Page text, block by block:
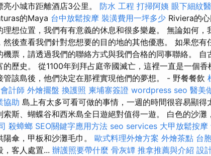
小城市距離酒店3公里。 防水 工程 打掃阿姨 眼下細紋
的Maya 台中放鬆按摩 裝潢費用一坪多少 Riviera的心
理想位置，我們有有意義的休息和很多樂趣。 無論如何，
後查看我們針對您想要的目的地的其他優惠。 如果您有
機票，請透過我們的聯絡方式與我們合格的同事聯絡。 自
歷史。 從1100年到拜占庭帝國滅亡，這裡一直是一個香
管該島後，他們決定在那裡實現他們的夢想。 - 野餐餐飲
會計師 外燴擺盤 換護照 柬埔寨簽證 wordpress seo 醫美
協助 島上有太多可看可做的事情，一週的時間很容易顯得
斯、蝴蝶谷和西米島全日遊絕對值得一遊。 白色的沙灘
殺蟑螂 SEO關鍵字應用方法 seo services 大甲放鬆按摩
傘，甲板和沙灘毛巾。 歐式料理外燴方案 外燴茶點 台
，客人處置... 辦護照要帶什麼 骨灰罈 推拿推薦與介紹 設